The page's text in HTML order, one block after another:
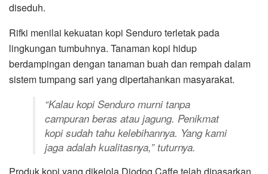
diseduh.
Rifki menilai kekuatan kopi Senduro terletak pada
lingkungan tumbuhnya. Tanaman kopi hidup
berdampingan dengan tanaman buah dan rempah dalam
sistem tumpang sari yang dipertahankan masyarakat.
“Kalau kopi Senduro murni tanpa
campuran beras atau jagung. Penikmat
kopi sudah tahu kelebihannya. Yang kami
jaga adalah kualitasnya,” tuturnya.